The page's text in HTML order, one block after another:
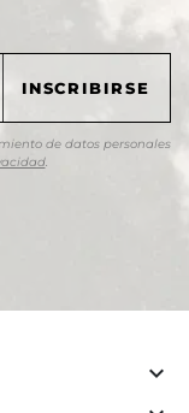
de datos personales
.
